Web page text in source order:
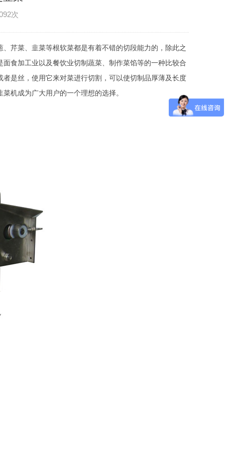
次
芹菜、韭菜等根软菜都是有着不错的切段能力的，除此之
食加工业以及餐饮业切制蔬菜、制作菜馅等的一种比较合
是丝，使用它来对菜进行切割，可以使切制品厚薄及长度
机成为广大用户的一个理想的选择。